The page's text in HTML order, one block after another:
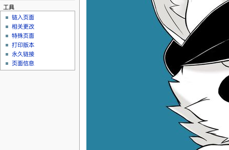
工具
链入页面
相关更改
特殊页面
打印版本
永久链接
页面信息